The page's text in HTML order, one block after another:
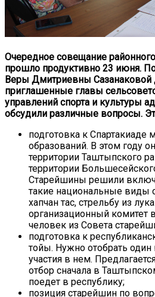
Очередное совещание
прошло продуктивно 23 июня.
Веры Дмитриевны Сазанаковой
приглашенные главы
управлений спорта и культуры
обсудили различные вопросы.
подготовка к Спартакиаде
образований. В этом году
территории Таштыпского
территории
Старейшины решили
такие национальные виды
хапчан тас, стрельбу из
организационный комитет
человек из Совета
подготовка к
тойы. Нужно отобрать один
участия в нем.
отбор сначала в
поедет в республику;
позиция старейшин по